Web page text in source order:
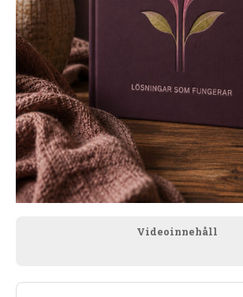
Videoinnehåll